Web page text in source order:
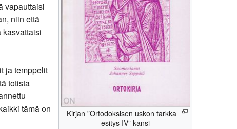
Kirjan ”Ortodoksisen uskon tarkka
esitys IV” kansi
vapauttaisi
niin että
kasvattaisi
ja temppelit
totista
tämä on